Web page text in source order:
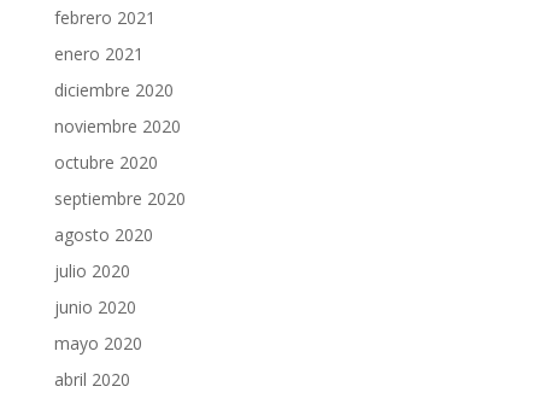
febrero 2021
enero 2021
diciembre 2020
noviembre 2020
octubre 2020
septiembre 2020
agosto 2020
julio 2020
junio 2020
mayo 2020
abril 2020